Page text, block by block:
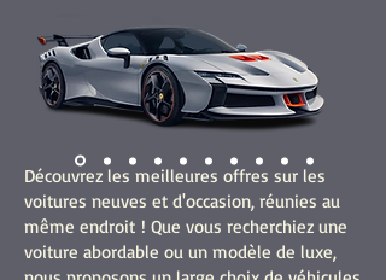
Découvrez les meilleures offres sur les
voitures neuves et d'occasion, réunies au
même endroit ! Que vous recherchiez une
voiture abordable ou un modèle de luxe,